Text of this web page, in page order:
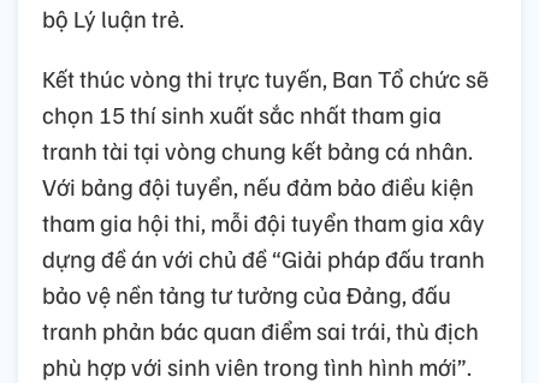
bộ Lý luận trẻ.
Kết thúc vòng thi trực tuyến, Ban Tổ chức sẽ
chọn 15 thí sinh xuất sắc nhất tham gia
tranh tài tại vòng chung kết bảng cá nhân.
Với bảng đội tuyển, nếu đảm bảo điều kiện
tham gia hội thi, mỗi đội tuyển tham gia xây
dựng đề án với chủ đề “Giải pháp đấu tranh
bảo vệ nền tảng tư tưởng của Đảng, đấu
tranh phản bác quan điểm sai trái, thù địch
phù hợp với sinh viên trong tình hình mới”.